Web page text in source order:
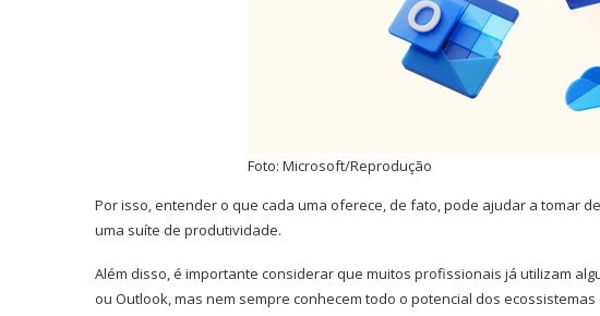
Foto: Microsoft/Reprodução
Por isso, entender o que cada uma oferece, de fato, pode ajudar a tomar
uma suíte de produtividade.
Além disso, é importante considerar que muitos profissionais já utilizam
ou Outlook, mas nem sempre conhecem todo o potencial dos ecossistemas